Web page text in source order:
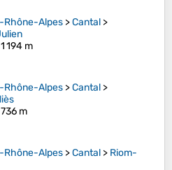
Rhône-Alpes >Cantal >
194 m
Rhône-Alpes >Cantal >
m
Rhône-Alpes >Cantal > Riom-